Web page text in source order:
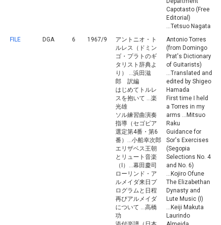
Capotasto (Free
Editorial)
...Tetsuo Nagata
FILE
DGA 6 1967/9
アントニオ・ト
ルレス（ドミン
ゴ・プラトのギ
タリスト辞典よ
り） ...浜田滋
郎 訳編
はじめてトルレ
スを抱いて ...楽
光雄
ソル練習曲演奏
指導（セゴピア
選定第4番・第6
番）...小船幸次郎
エリザベス王朝
とリュート音楽
（I）...幕田慶司
ローリンド・ア
ルメイダ来日プ
ログラムと日程
再びアルメイダ
について ...高橋
功
Antonio Torres
(from Domingo
Prat's Dictionary
of Guitarists)
...Translated and
edited by Shigeo
Hamada
First time I held
a Torres in my
arms ...Mitsuo
Raku
Guidance for
Sor's Exercises
(Segopia
Selections No. 4
and No. 6)
...Kojiro Ofune
The Elizabethan
Dynasty and
Lute Music (I)
...Keiji Makuta
Laurindo